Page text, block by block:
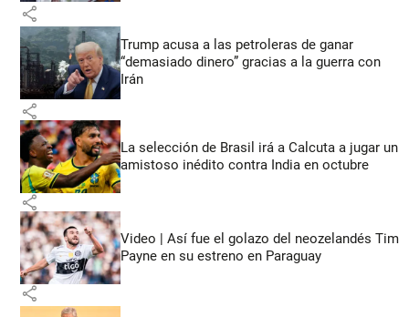
share
Trump acusa a las petroleras de ganar
“demasiado dinero” gracias a la guerra con
Irán
share
La selección de Brasil irá a Calcuta a jugar un
amistoso inédito contra India en octubre
share
Video | Así fue el golazo del neozelandés Tim
Payne en su estreno en Paraguay
share